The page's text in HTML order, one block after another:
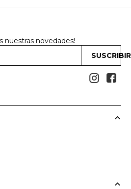
nuestras novedades!
 